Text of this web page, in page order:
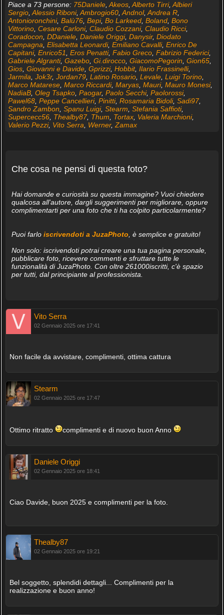
Piace a 73 persone: 75Daniele,Akeos,Alberto Tirri,Albieri
Sergio,Alessio Riboni,Ambrogio60,Andnol,Andrea R,
Antonioronchini, Balù76, Bepi, Bo Larkeed, Boland, Bono
Vittorino, Cesare Carloni, Claudio Cozzani, Claudio Ricci,
Coradocon, DDaniele, Daniele Origgi, Danysir, Diodato
Campagna, Elisabetta Leonardi, Emiliano Cavalli, Enrico De
Capitani, Enrico51, Eros Penatti, Fabio Greco, Fabrizio Federici,
Gabriele Algranti, Gazebo, Gi.dirocco, GiacomoPegorin, Gion65,
Gios, Giovanni e Davide, Gprizzi, Hobbit, Ilario Frassinelli,
Jarmila, Jok3r, Jordan79, Latino Rosario, Levale, Luigi Torino,
Marco Matarese, Marco Riccardi, Maryas, Mauri, Mauro Monesi,
NadiaB, Oleg Tsapko, Paogar, Paolo Secchi, Paolorossi,
Pawel68, Peppe Cancellieri, Pinitti, Rosamaria Bidoli, Sadi97,
Sandro Zambon, Spanu Luigi, Stearm, Stefania Saffioti,
Supercecc56, Thealby87, Thum, Tortax, Valeria Marchioni,
Valerio Pezzi, Vito Serra, Werner,Zamax
Che cosa ne pensi di questa foto?
Hai domande e curiosità su questa immagine? Vuoi chiedere
qualcosa all'autore, dargli suggerimenti per migliorare, oppure
complimentarti per una foto che ti ha colpito particolarmente?
Puoi farlo iscrivendoti a JuzaPhoto, è semplice e gratuito!
Non solo: iscrivendoti potrai creare una tua pagina personale,
pubblicare foto, ricevere commenti e sfruttare tutte le
funzionalità di JuzaPhoto. Con oltre 261000iscritti, c'è spazio
per tutti, dal principiante al professionista.
Vito Serra
02 Gennaio 2025 ore 17:41
Non facile da avvistare, complimenti, ottima cattura
Stearm
02 Gennaio 2025 ore 17:47
Ottimo ritratto complimenti e di nuovo buon Anno
Daniele Origgi
02 Gennaio 2025 ore 18:41
Ciao Davide, buon 2025 e complimenti per la foto.
Thealby87
02 Gennaio 2025 ore 19:21
Bel soggetto, splendidi dettagli... Complimenti per la
realizzazione e buon anno!